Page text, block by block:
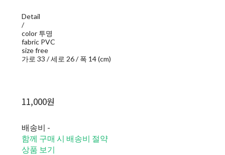
Detail
/
color 투명
fabric PVC
size free
가로 33 / 세로 26 / 폭 14 (cm)
11,000원
배송비 -
함께 구매 시 배송비 절약
상품 보기